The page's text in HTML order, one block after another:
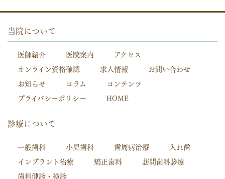
当院について
医師紹介 医院案内
アクセス
オンライン資格確認
求人情報
お問い合わせ
お知らせ
コラム
コンテンツ
プライバシーポリシー
HOME
診療について
一般歯科 小児歯科 歯周病治療
入れ歯
インプラント治療
矯正歯科
訪問歯科診療
歯科健診・検診